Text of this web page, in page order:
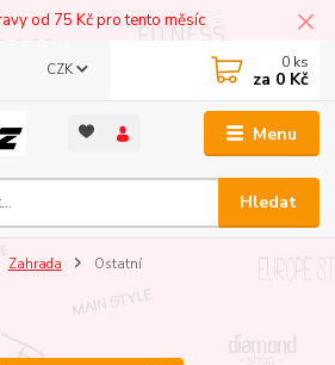
od 75 Kč pro tento měsíc
Menu
CZK
Hledat
0 ks
za 0 Kč
Zahrada Ostatní